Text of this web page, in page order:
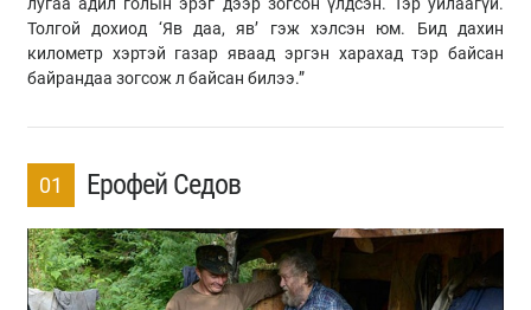
лугаа адил голын эрэг дээр зогсон үлдсэн. Тэр уйлаагүй.
Толгой дохиод ‘Яв даа, яв’ гэж хэлсэн юм. Бид дахин
километр хэртэй газар яваад эргэн харахад тэр байсан
байрандаа зогсож л байсан билээ.”
01 Ерофей Седов